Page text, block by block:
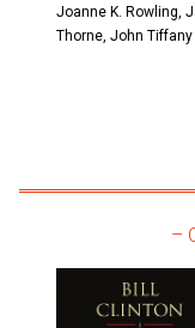
Joanne K. Rowling,
Thorne, John Tiffany
–